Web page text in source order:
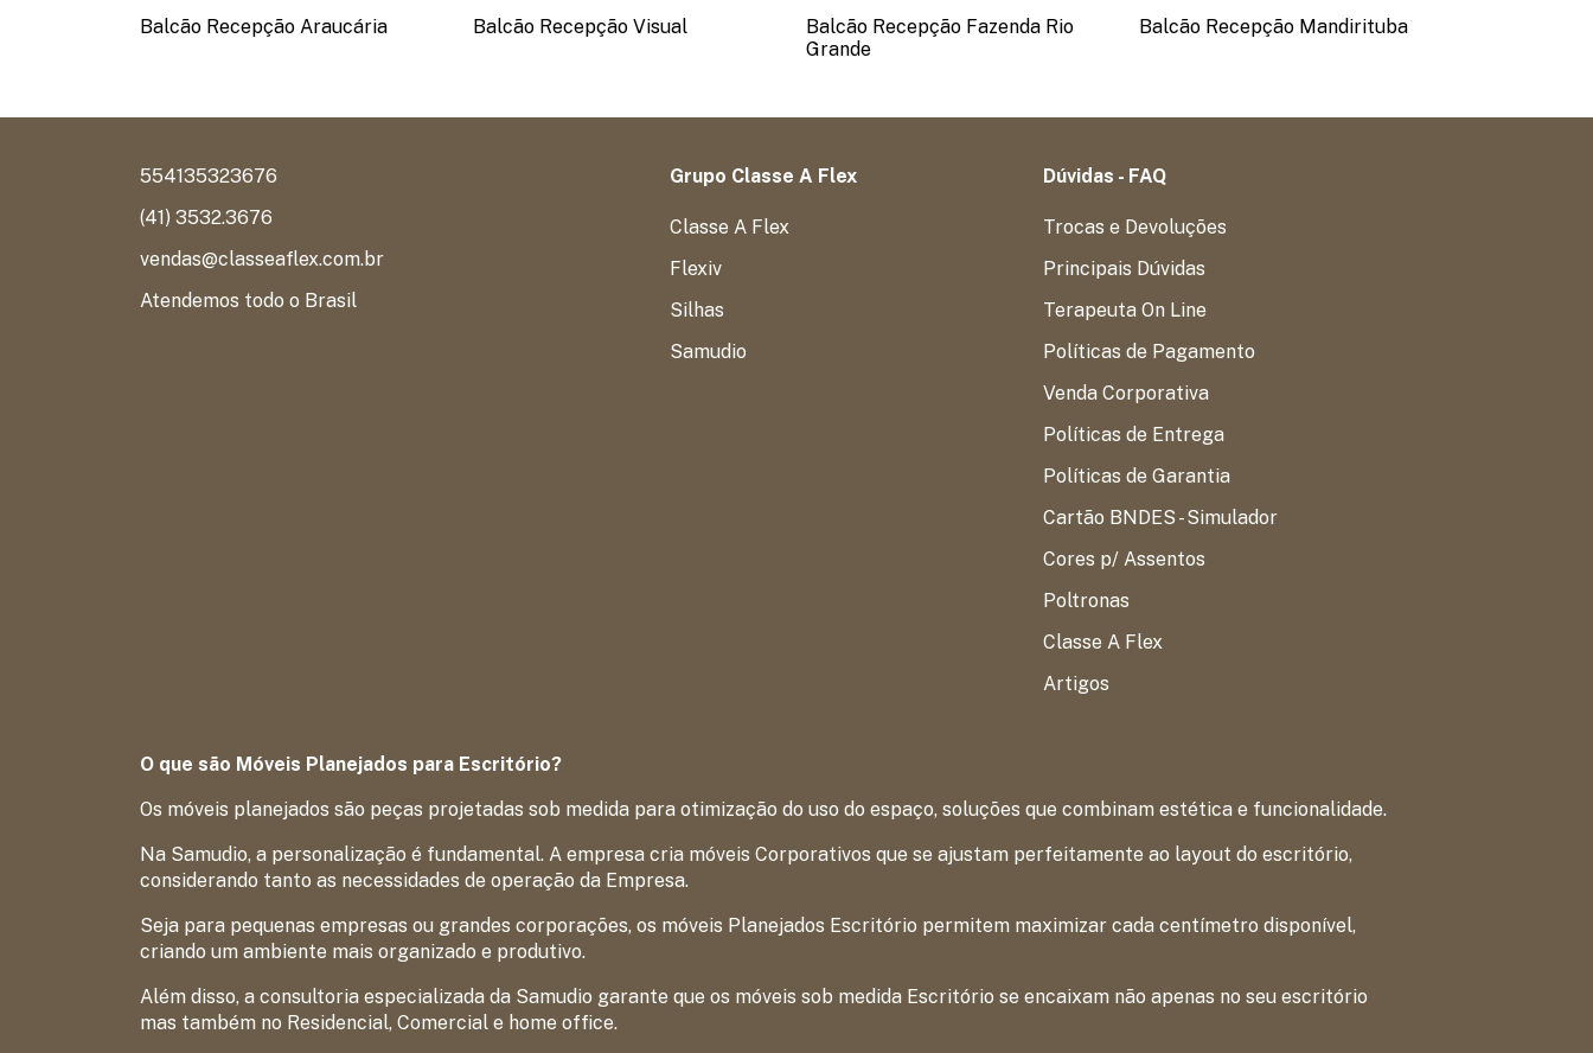
Balcão Recepção Araucária Balcão Recepção Visual
Balcão Recepção Fazenda Rio
Grande
Balcão Recepção Mandirituba
554135323676
(41) 3532.3676
vendas@classeaflex.com.br
Atendemos todo o Brasil
Grupo Classe A Flex
Classe A Flex
Flexiv
Silhas
Samudio
Dúvidas - FAQ
Trocas e Devoluções
Principais Dúvidas
Terapeuta On Line
Políticas de Pagamento
Venda Corporativa
Políticas de Entrega
Políticas de Garantia
Cartão BNDES - Simulador
Cores p/ Assentos
Poltronas
Classe A Flex
Artigos
O que são Móveis Planejados para Escritório?
Os móveis planejados são peças projetadas sob medida para otimização do uso do espaço, soluções que combinam estética e funcionalidade.
Na Samudio, a personalização é fundamental. A empresa cria móveis Corporativos que se ajustam perfeitamente ao layout do escritório,
considerando tanto as necessidades de operação da Empresa.
Seja para pequenas empresas ou grandes corporações, os móveis Planejados Escritório permitem maximizar cada centímetro disponível,
criando um ambiente mais organizado e produtivo.
Além disso, a consultoria especializada da Samudio garante que os móveis sob medida Escritório se encaixam não apenas no seu escritório
mas também no Residencial, Comercial e home office.